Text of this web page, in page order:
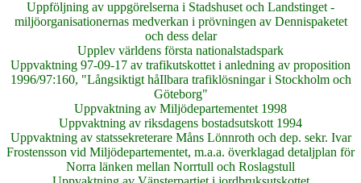
Uppföljning av uppgörelserna i Stadshuset och Landstinget -
miljöorganisationernas medverkan i prövningen av Dennispaketet
och dess delar
Upplev världens första nationalstadspark
Uppvaktning 97-09-17 av trafikutskottet i anledning av proposition
1996/97:160, "Långsiktigt håIlbara trafiklösningar i Stockholm och
Göteborg"
Uppvaktning av Miljödepartementet 1998
Uppvaktning av riksdagens bostadsutskott 1994
Uppvaktning av statssekreterare Måns Lönnroth och dep. sekr. Ivar
Frostensson vid Miljödepartementet, m.a.a. överklagad detaljplan för
Norra länken mellan Norrtull och Roslagstull